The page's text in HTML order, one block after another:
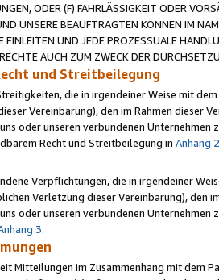
ODER (F) FAHRLÄSSIGKEIT ODER
UNSERE BEAUFTRAGTEN KÖNNEN IM
EINLEITEN UND JEDE PROZESSUALE
AUCH ZUM ZWECK DER
und Streitbeilegung
die in irgendeiner Weise mit
Vereinbarung), den im Rahmen dieser
oder unseren verbundenen
Recht und Streitbeilegung in Anhang 2
Verpflichtungen, die in irgendeiner
Verletzung dieser Vereinbarung), den
oder unseren verbundenen
3.
Mitteilungen im Zusammenhang mit dem